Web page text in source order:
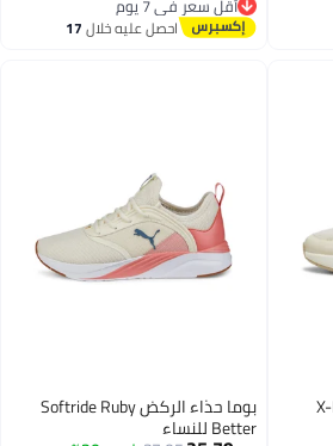
أقل سعر في 7 يوم
أقل سعر في 7 يوماحصل عليه خلال17
بوما حذاء الركض Softride Ruby
Better للنساء